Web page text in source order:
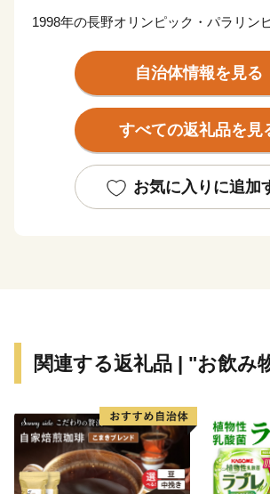
1998年の長野オリンピック・パラリン
ィック複合の開催地となり、世界に
られました。
また、上村愛子さんや渡部暁斗選手な
くのオリンピック選手を輩出しています
近年は、国内最大級のスキー場とパウ
に海外からの観光客が増加しており、
す。
美しい景観、多様なアクティビティ、
温かいおもてなし。
四季を通じて、来て、観て、食べて、
ください！
自治体情報を見る
すべての返礼品を見
お気に入りに追加
関連する返礼品 | "お飲み